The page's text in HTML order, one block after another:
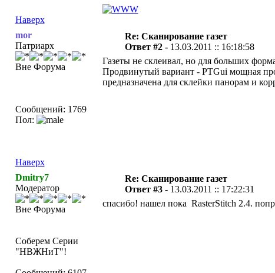
Наверх
mor
Патриарх
Вне Форума
Сообщений: 1769
Пол:
Re: Сканирование газет
Ответ #2 - 13.03.2011 :: 16:18:58
Газеты не склеивал, но для больших
Продвинутый вариант - PTGui мощная
предназначена для склейки панорам и
Наверх
Dmitry7
Модератор
Вне Форума
Соберем Серии
"НВЖНиТ"!
Re: Сканирование газет
Ответ #3 - 13.03.2011 :: 17:22:31
спасибо! нашел пока RasterStitch 2.4.